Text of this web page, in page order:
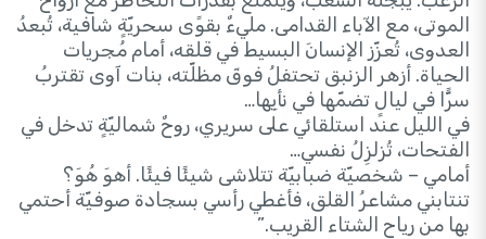
الموتى، مع الآباء القدامى. مليءٌ بقوًى سحريّةٍ شافية، تُبعدُ
العدوى، تُعزّز الإنسانَ البسيط في قلقه، أمام مُجريات
الحياة. أزهر الزنبق تحتفلُ فوقَ مظلّته، بنات آوى تقتربُ
سرًّا في ليالٍ تضمّها في نأيِها…
في الليل عند استلقائي على سريري، روحٌ شماليّةٍ تدخل في
الفتحات، تُزلزِلُ نفسي…
أمامي – شخصيّة ضبابيّة تتلاشى شيئًا فيئًا. أهوَ هُوَ؟
تنتابني مشاعرُ القلق، فأغطي رأسي بسجادة صوفيّة أحتمي
بها من رياح الشتاء القريب.”